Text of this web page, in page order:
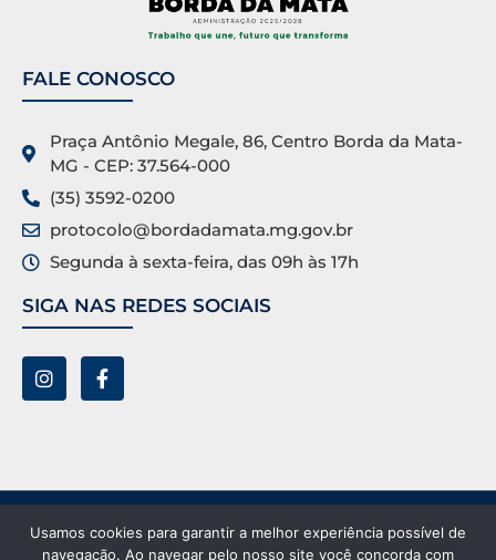
FALE CONOSCO
Praça Antônio Megale, 86, Centro Borda da Mata-
MG - CEP: 37.564-000
(35) 3592-0200
protocolo@bordadamata.mg.gov.br
Segunda à sexta-feira, das 09h às 17h
SIGA NAS REDES SOCIAIS
Prefeitura Municipal de Borda da Mata ©. Todos os
direitos reservados.
Usamos cookies para garantir a melhor experiência possível de
navegação. Ao navegar pelo nosso site você concorda com